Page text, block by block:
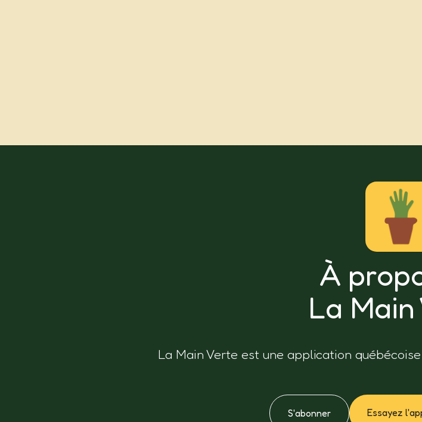
À
La
La Main Verte est une application
S'abonner Essayez